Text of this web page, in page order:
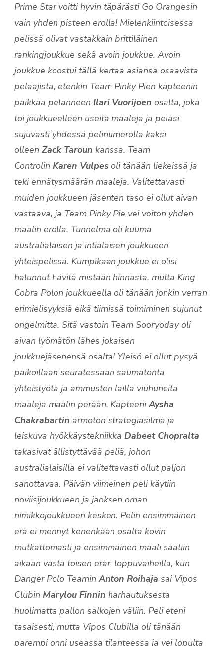
Prime Star voitti hyvin täpärästi Go Orangesin
vain yhden pisteen erolla! Mielenkiintoisessa
pelissä olivat vastakkain brittiläinen
rankingjoukkue sekä avoin joukkue. Avoin
joukkue koostui tällä kertaa asiansa osaavista
pelaajista, etenkin Team Pinky Pien kapteenin
paikkaa pelanneen Ilari Vuorijoen osalta, joka
toi joukkueelleen useita maaleja ja pelasi
sujuvasti yhdessä pelinumerolla kaksi
olleen Zack Taroun kanssa. Team
Controlin Karen Vulpes oli tänään liekeissä ja
teki ennätysmäärän maaleja. Valitettavasti
muiden joukkueen jäsenten taso ei ollut aivan
vastaava, ja Team Pinky Pie vei voiton yhden
maalin erolla. Tunnelma oli kuuma
australialaisen ja intialaisen joukkueen
yhteispelissä. Kumpikaan joukkue ei olisi
halunnut hävitä mistään hinnasta, mutta King
Cobra Polon joukkueella oli tänään jonkin verran
erimielisyyksiä eikä tiimissä toimiminen sujunut
ongelmitta. Sitä vastoin Team Sooryoday oli
aivan lyömätön lähes jokaisen
joukkuejäsenensä osalta! Yleisö ei ollut pysyä
paikoillaan seuratessaan saumatonta
yhteistyötä ja ammusten lailla viuhuneita
maaleja maalin perään. KapteeniAysha
Chakrabartin armoton strategiasilmä ja
leiskuva hyökkäystekniikka Dabeet Chopralta
takasivat ällistyttävää peliä, johon
australialaisilla ei valitettavasti ollut paljon
sanottavaa. Päivän viimeinen peli käytiin
noviisijoukkueen ja jaoksen oman
nimikkojoukkueen kesken. Pelin ensimmäinen
erä ei mennyt kenenkään osalta kovin
mutkattomasti ja ensimmäinen maali saatiin
aikaan vasta toisen erän loppuvaiheilla, kun
Danger Polo TeaminAnton Roihaja sai Vipos
Clubin Marylou Finnin harhautuksesta
huolimatta pallon salkojen väliin. Peli eteni
tasaisesti, mutta Vipos Clubilla oli tänään
parempi onni useassa tilanteessa ja vei lopulta